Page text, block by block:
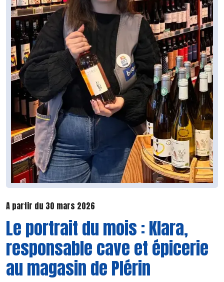
A partir du 30 mars 2026
Le portrait du mois : Klara,
responsable cave et épicerie
au magasin de Plérin